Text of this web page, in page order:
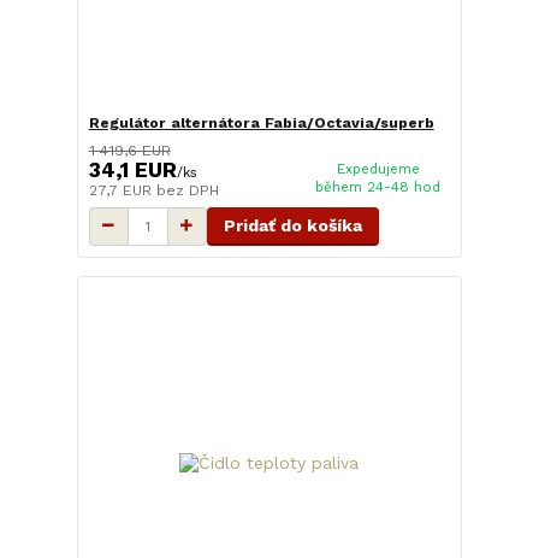
Regulátor alternátora Fabia/Octavia/superb
1 419,6 EUR
34,1 EUR/ks
27,7 EUR bez DPH
Expedujeme
během 24-48 hod
Pridať do košíka